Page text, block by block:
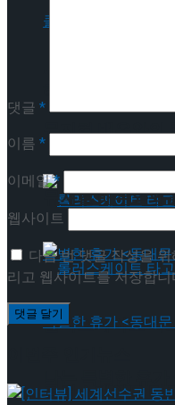
혜화로운 공연생
뮤지컬 배우와의
롤러스케이트 타
‘비바! 뮤지컬’ 진
뮤지컬 배우와의
롤러스케이트 타
댓글 *
이름 *
이메일*
웹사이트
다음 번 댓글 작성을
리고 웹사이트를 저장합니